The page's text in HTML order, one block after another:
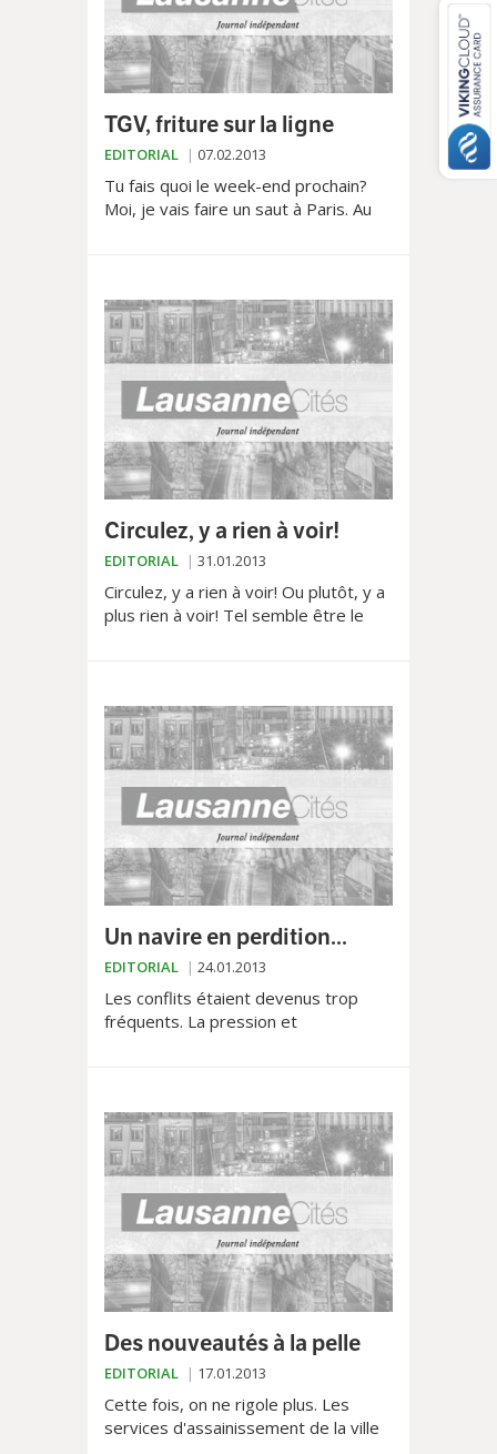
TGV, friture sur la ligne
EDITORIAL 07.02.2013
Tu fais quoi le week-end prochain?
Moi, je vais faire un saut à Paris. Au
Circulez, y a rien à voir!
EDITORIAL 31.01.2013
Circulez, y a rien à voir! Ou plutôt, y a
plus rien à voir! Tel semble être le
Un navire en perdition...
EDITORIAL 24.01.2013
Les conflits étaient devenus trop
fréquents. La pression et
Des nouveautés à la pelle
EDITORIAL 17.01.2013
Cette fois, on ne rigole plus. Les
services d'assainissement de la ville